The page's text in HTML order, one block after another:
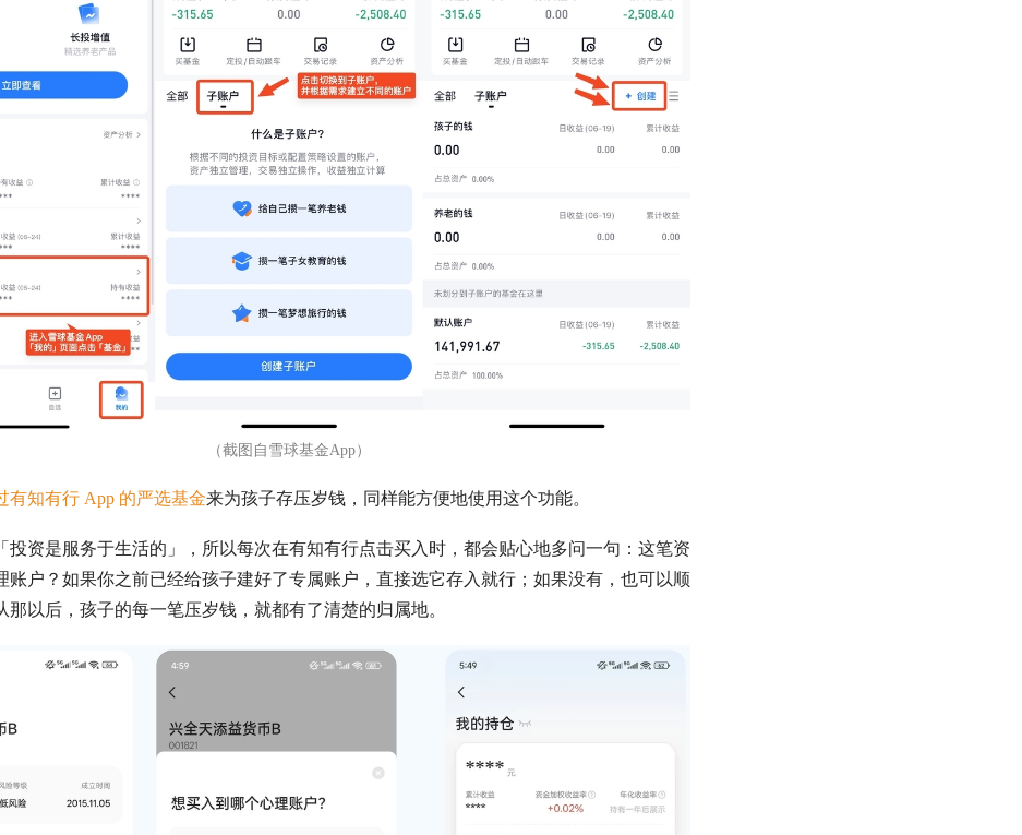
（截图自雪球基金App）
有知有行 App 的严选基金来为孩子存压岁钱，同样能方便地使用这个功能。
投资是服务于生活的」，所以每次在有知有行点击买入时，都会贴心地多问一句：这笔资
账户？如果你之前已经给孩子建好了专属账户，直接选它存入就行；如果没有，也可以顺
那以后，孩子的每一笔压岁钱，就都有了清楚的归属地。